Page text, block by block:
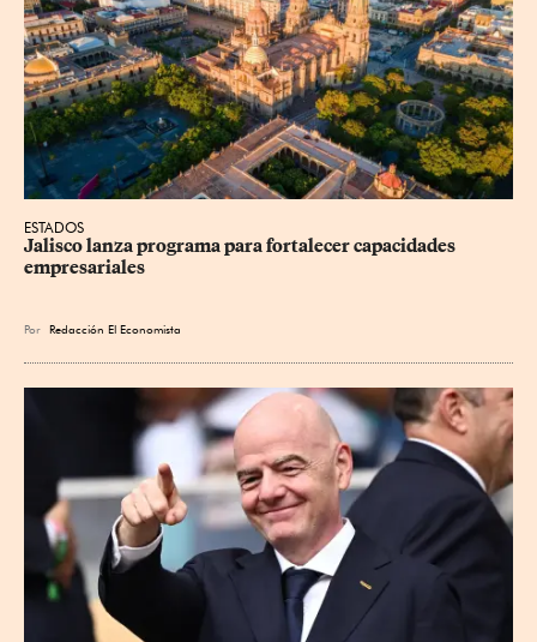
ESTADOS
Jalisco lanza programa para fortalecer capacidades
empresariales
Por Redacción El Economista